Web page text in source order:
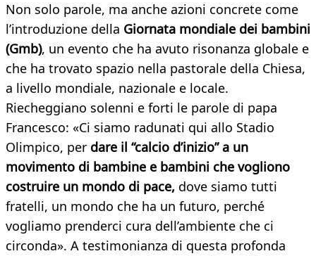
Non solo parole, ma anche azioni concrete come
l’introduzione della Giornata mondiale dei bambini
(Gmb), un evento che ha avuto risonanza globale e
che ha trovato spazio nella pastorale della Chiesa,
a livello mondiale, nazionale e locale.
Riecheggiano solenni e forti le parole di papa
Francesco: «Ci siamo radunati qui allo Stadio
Olimpico, per dare il “calcio d’inizio” a un
movimento di bambine e bambini che vogliono
costruire un mondo di pace, dove siamo tutti
fratelli, un mondo che ha un futuro, perché
vogliamo prenderci cura dell’ambiente che ci
circonda». A testimonianza di questa profonda